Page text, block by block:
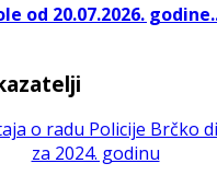
od 20.07.2026.
o radu Policije Brčko
za 2024. godinu